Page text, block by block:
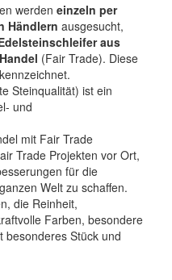
werden einzeln per
Händlern ausgesucht,
aus
(Fair Trade). Diese
Steinqualität) ist ein
und
mit Fair Trade
Trade Projekten vor Ort,
für die
Welt zu schaffen.
die Reinheit,
Farben, besondere
besonderes Stück und